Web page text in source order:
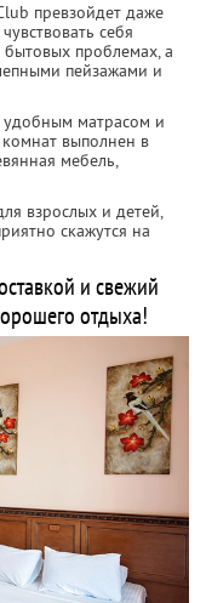
превзойдет даже
себя
проблемах, а
пейзажами и
удобным матрасом и
выполнен в
мебель,
взрослых и детей,
скажутся на
и свежий
отдыха!